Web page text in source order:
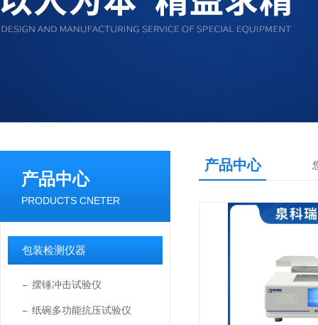
产品中心
PRODUCTS CNETER
包装检测仪器
摆锤冲击试验仪
纸碗多功能抗压试验仪
产品中心